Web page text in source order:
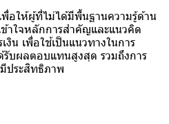
ห้ผู้ที่ไม่ได้มีพื้นฐานความรู้ด้าน
ข้าใจหลักการสำคัญและแนวคิด
น เพื่อใช้เป็นแนวทางในการ
รับผลตอบแทนสูงสุด รวมถึงการ
ประสิทธิภาพ